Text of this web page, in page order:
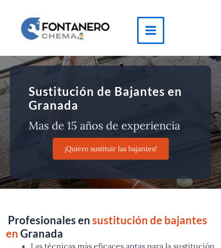
contenido
Main
Menu
Sustitución de Bajantes en
Granada
Mas de 15 años de experiencia
¡Quiero sustituir las bajantes!
Profesionales ensustitución de bajantes
enGranada
Las técnicas más eficaces aptas para la sustitución